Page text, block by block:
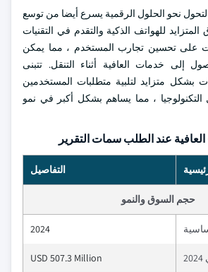
نحو الحلول الرقمية يسرع أيضا من توسع
للهواتف الذكية والتقدم في التقنيات
على تحسين تجارب المستخدم ، مما يمكن
إلى خدمات العافية أثناء التنقل. تتبنى
بشكل متزايد لتلبية متطلبات المستخدمين
، مما يساهم بشكل أكبر في نمو
عند الطلب سمات التقرير
التفاصيل
حجم السوق والنمو
2024
USD 507.3 Million